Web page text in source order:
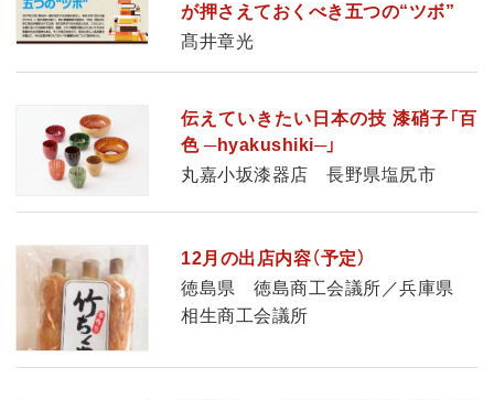
が押さえておくべき五つの“ツボ”
髙井章光
伝えていきたい日本の技 漆硝子「百
色 ─hyakushiki─」
丸嘉小坂漆器店 長野県塩尻市
12月の出店内容（予定）
徳島県 徳島商工会議所／兵庫県
相生商工会議所